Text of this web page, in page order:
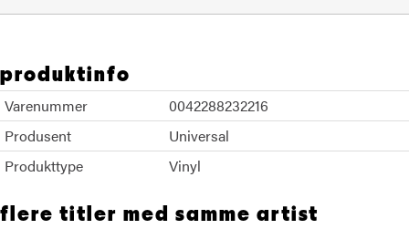
produktinfo
Varenummer
0042288232216
Produsent
Universal
Produkttype
Vinyl
flere titler med samme artist